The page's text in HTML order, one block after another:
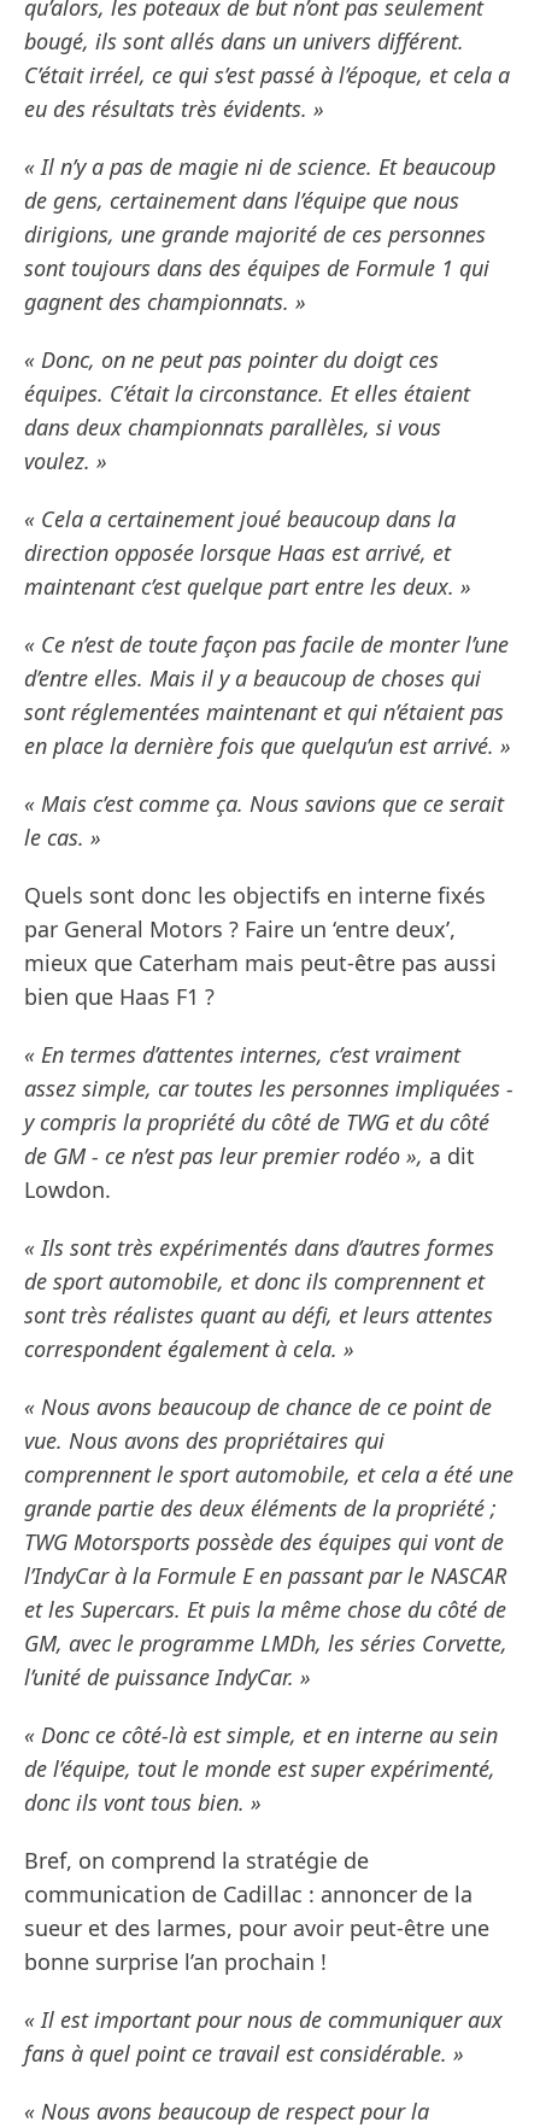
qu’alors, les poteaux de but n’ont pas seulement
bougé, ils sont allés dans un univers différent.
C’était irréel, ce qui s’est passé à l’époque, et cela a
eu des résultats très évidents. »
« Il n’y a pas de magie ni de science. Et beaucoup
de gens, certainement dans l’équipe que nous
dirigions, une grande majorité de ces personnes
sont toujours dans des équipes de Formule 1 qui
gagnent des championnats. »
« Donc, on ne peut pas pointer du doigt ces
équipes. C’était la circonstance. Et elles étaient
dans deux championnats parallèles, si vous
voulez. »
« Cela a certainement joué beaucoup dans la
direction opposée lorsque Haas est arrivé, et
maintenant c’est quelque part entre les deux. »
« Ce n’est de toute façon pas facile de monter l’une
d’entre elles. Mais il y a beaucoup de choses qui
sont réglementées maintenant et qui n’étaient pas
en place la dernière fois que quelqu’un est arrivé. »
« Mais c’est comme ça. Nous savions que ce serait
le cas. »
Quels sont donc les objectifs en interne fixés
par General Motors ? Faire un ‘entre deux’,
mieux que Caterham mais peut-être pas aussi
bien que Haas F1 ?
« En termes d’attentes internes, c’est vraiment
assez simple, car toutes les personnes impliquées -
y compris la propriété du côté de TWG et du côté
de GM - ce n’est pas leur premier rodéo », a dit
Lowdon.
« Ils sont très expérimentés dans d’autres formes
de sport automobile, et donc ils comprennent et
sont très réalistes quant au défi, et leurs attentes
correspondent également à cela. »
« Nous avons beaucoup de chance de ce point de
vue. Nous avons des propriétaires qui
comprennent le sport automobile, et cela a été une
grande partie des deux éléments de la propriété ;
TWG Motorsports possède des équipes qui vont de
l’IndyCar à la Formule E en passant par le NASCAR
et les Supercars. Et puis la même chose du côté de
GM, avec le programme LMDh, les séries Corvette,
l’unité de puissance IndyCar. »
« Donc ce côté-là est simple, et en interne au sein
de l’équipe, tout le monde est super expérimenté,
donc ils vont tous bien. »
Bref, on comprend la stratégie de
communication de Cadillac : annoncer de la
sueur et des larmes, pour avoir peut-être une
bonne surprise l’an prochain !
« Il est important pour nous de communiquer aux
fans à quel point ce travail est considérable. »
« Nous avons beaucoup de respect pour la